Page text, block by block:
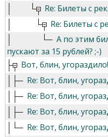
Re: Билеты с
Re: Билеты с
А по этим
пускают за 15 рублей? ;-)
Вот, блин, угораздило!
Re: Вот, блин,
Re: Вот, блин,
Re: Вот, блин,
Re: Вот, блин,